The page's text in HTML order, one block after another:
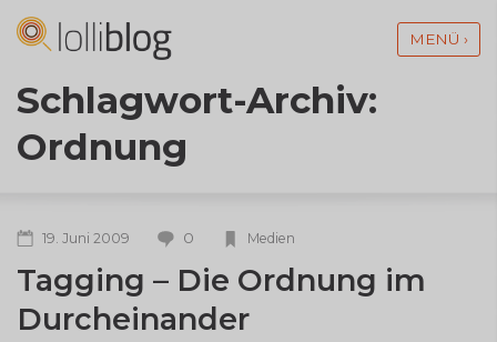
MENÜ ›
Schlagwort-Archiv:
Ordnung
19. Juni 2009 0 Medien
Tagging – Die Ordnung im
Durcheinander